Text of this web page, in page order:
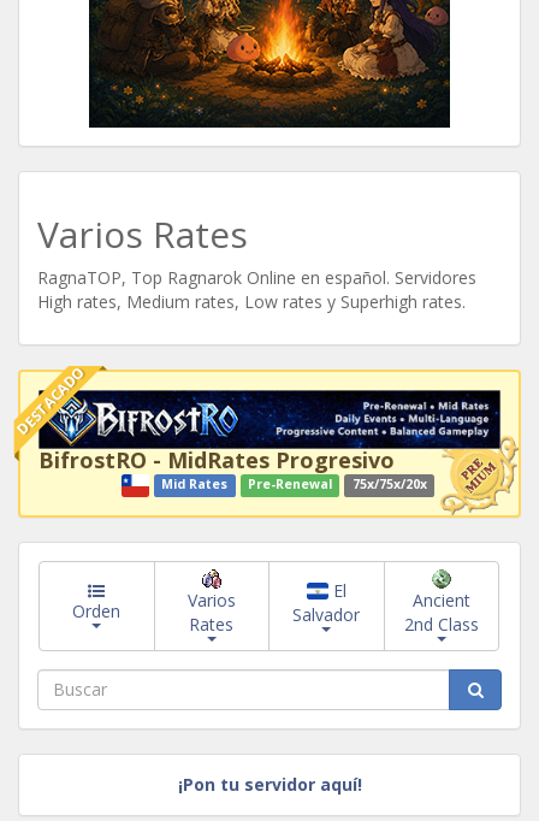
Varios Rates
RagnaTOP, Top Ragnarok Online en español. Servidores
High rates, Medium rates, Low rates y Superhigh rates.
DESTACADO
BifrostRO - MidRates Progresivo
Mid Rates Pre-Renewal 75x/75x/20x
Orden
Varios
Rates
El
Salvador
Ancient
2nd Class
¡Pon tu servidor aquí!